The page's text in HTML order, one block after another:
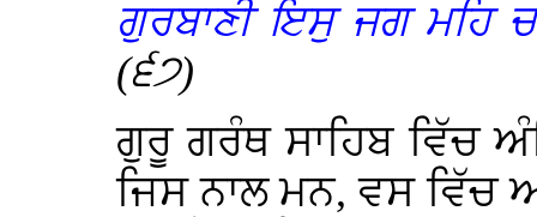
ਗੁਰਬਾਣੀ ਇਸੁ ਜਗ ਮਹਿ
(੬੭)
ਗੁਰੂ ਗਰੰਥ ਸਾਹਿਬ ਵਿੱਚ
ਜਿਸ ਨਾਲ ਮਨ, ਵਸ ਵਿੱਚ